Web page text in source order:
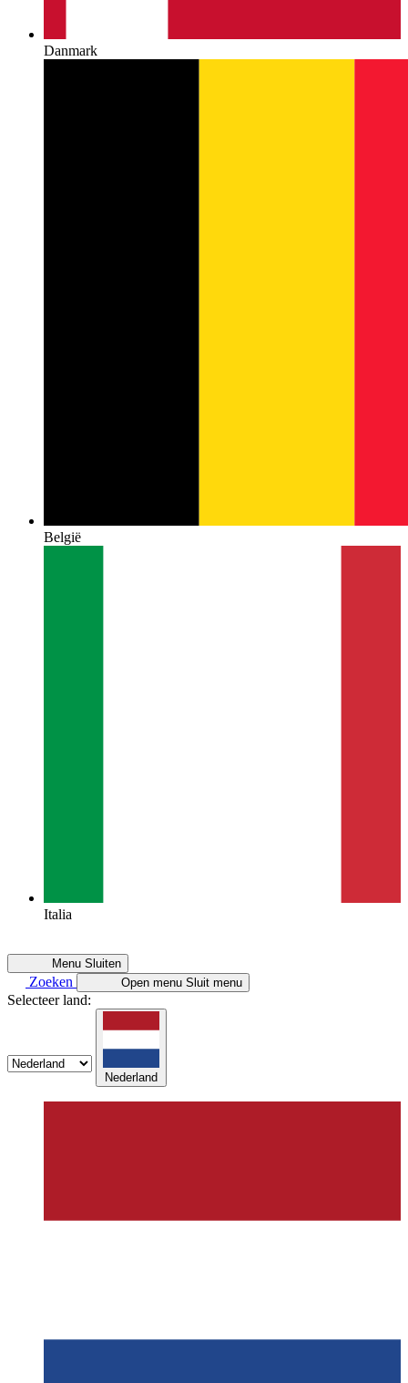
Danmark
België
Italia
Menu Sluiten
Zoeken Open menu Sluit menu
Selecteer land:
Nederland